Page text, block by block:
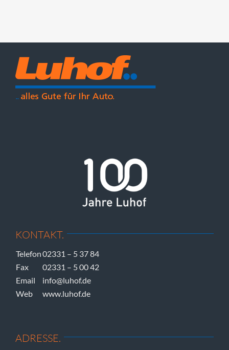
KONTAKT.
Telefon02331 – 5 37 84
Fax
02331 – 5 00 42
Email
info@luhof.de
Web
www.luhof.de
ADRESSE.